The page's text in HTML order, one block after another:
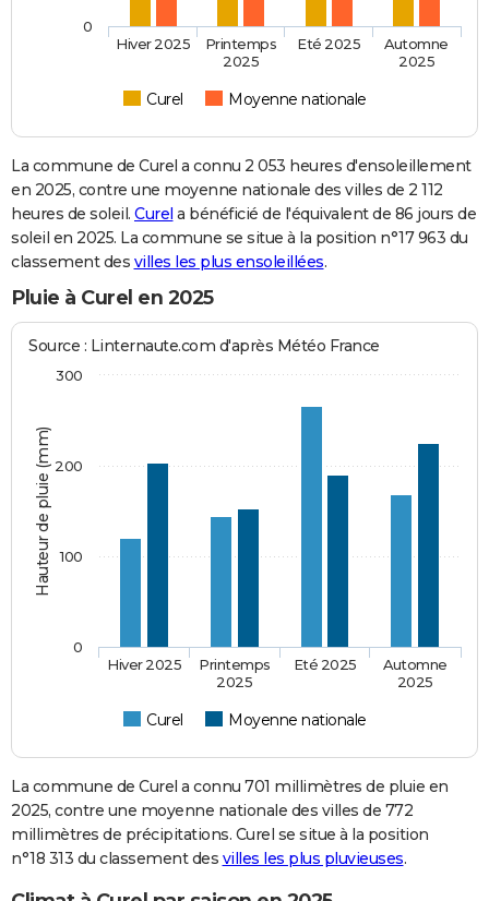
Curel Moyenne nationale
Hiver 2025
Printemps
2025
Eté 2025
Automne
2025
0
La commune de Curel a connu 2 053 heures d'ensoleillement
en 2025, contre une moyenne nationale des villes de 2 112
heures de soleil. Curel a bénéficié de l'équivalent de 86 jours de
soleil en 2025. La commune se situe à la position n°17 963 du
classement des villes les plus ensoleillées.
Pluie à Curel en 2025
Hauteur de pluie (mm)
Source : Linternaute.com d'après Météo France
Curel Moyenne nationale
Hiver 2025
Printemps
2025
Eté 2025
Automne
2025
0
100
200
300
La commune de Curel a connu 701 millimètres de pluie en
2025, contre une moyenne nationale des villes de 772
millimètres de précipitations. Curel se situe à la position
n°18 313 du classement des villes les plus pluvieuses.